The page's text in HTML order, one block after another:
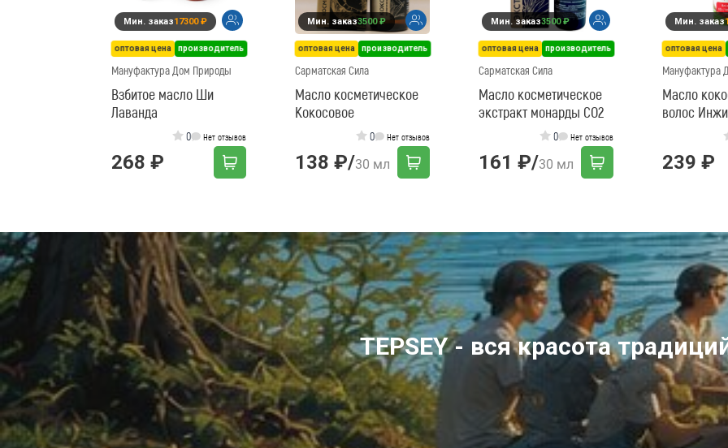
Мин. заказ17300 ₽
оптовая цена производитель
Мануфактура Дом Природы
Взбитое масло Ши
Лаванда
0 Нет отзывов
268 ₽
Мин. заказ3500 ₽
оптовая цена производитель
Сарматская Сила
Масло косметическое
Кокосовое
0 Нет отзывов
138 ₽/30 мл
Мин. заказ3500 ₽
оптовая цена производитель
Сарматская Сила
Масло косметическое
экстракт монарды СО2
0 Нет отзывов
161 ₽/30 мл
Мин. заказ
оптовая цена
Мануфактура
Масло
волос
барбарис
239 ₽
TEPSEY - вся красота